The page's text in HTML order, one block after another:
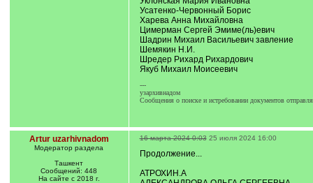
Усатенко-Червонный Борис
Харева Анна Михайловна
Цимерман Сергей Эмиме(ль)евич
Шадрин Михаил Васильевич завление
Шемякин Н.И.
Шредер Рихард Рихардович
Якуб Михаил Моисеевич
---
узархивнадом
Сообщения о поиске и истребовании документов
Artur uzarhivnadom
Модератор раздела
Ташкент
Сообщений: 448
На сайте с 2018 г.
16 марта 2024 0:03 25 июля 2024 16:00
Продолжение...
АТРОХИН.А